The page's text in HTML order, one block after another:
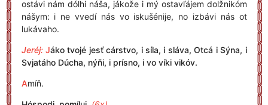
ostávi nám dólhi náša, jákože i mý ostavľájem dolžnikóm
nášym: i ne vvedí nás vo iskušénije, no izbávi nás ot
lukávaho.
Jeréj: Jáko tvojé jesť cárstvo, i síla, i sláva, Otcá i Sýna, i
Svjatáho Dúcha, nýňi, i prísno, i vo víki vikóv.
Amíň.